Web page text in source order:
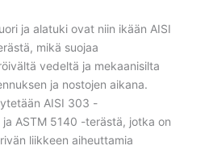
ja alatuki ovat niin ikään AISI
mikä suojaa
vedeltä ja mekaanisilta
ja nostojen aikana.
AISI 303 -
ASTM 5140 -terästä, jotka on
liikkeen aiheuttamia